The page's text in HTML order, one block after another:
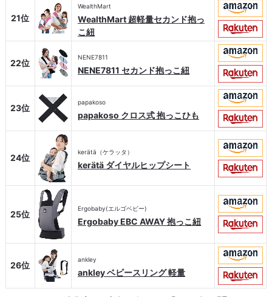
21位
WealthMart
WealthMart 超軽量セカンド抱っ
こ紐
22位
NENE7811
NENE7811 セカンド抱っこ紐
23位
papakoso
papakoso クロス式 抱っこひも
24位
kerätä（ケラッタ）
kerätä ダイヤルヒップシート
25位
Ergobaby(エルゴベビー)
Ergobaby EBC AWAY 抱っこ紐
26位
ankley
ankley ベビースリング 軽量